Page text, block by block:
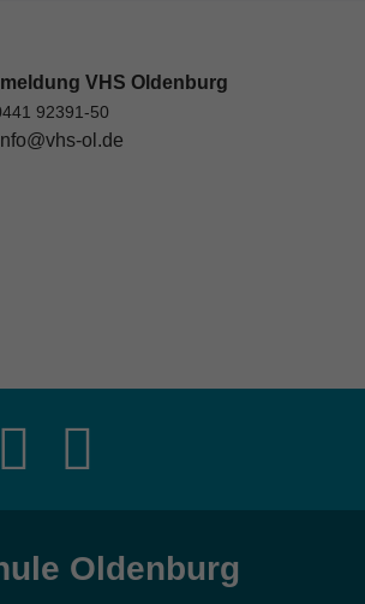
VHS Oldenburg
92391-50
ol.de
Oldenburg